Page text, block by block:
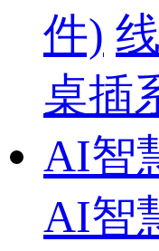
件)
桌插
AI智
AI智